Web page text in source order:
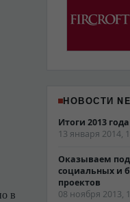
в
НОВОСТИ
Итоги 2013 года
13 января 2014,
Оказываем
социальных и
проектов
08 ноября 2013,